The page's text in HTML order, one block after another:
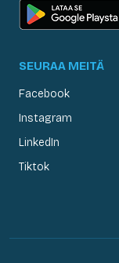
SEURAA MEITÄ
Facebook
Instagram
LinkedIn
Tiktok